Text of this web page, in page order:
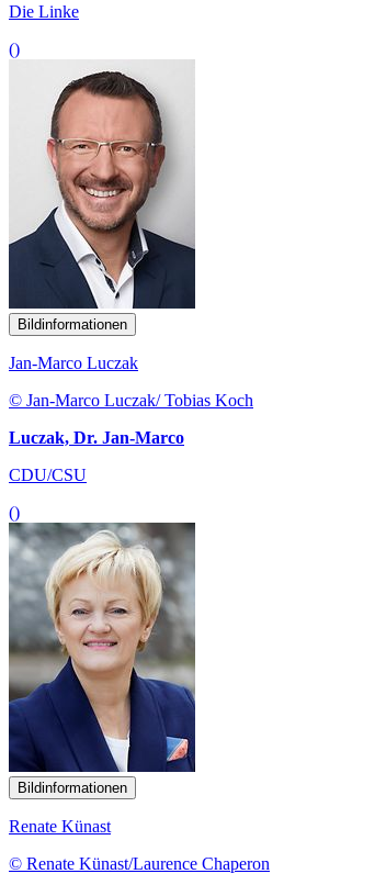
Die Linke
()
Bildinformationen
Jan-Marco Luczak
© Jan-Marco Luczak/ Tobias Koch
Luczak, Dr. Jan-Marco
CDU/CSU
()
Bildinformationen
Renate Künast
© Renate Künast/Laurence Chaperon